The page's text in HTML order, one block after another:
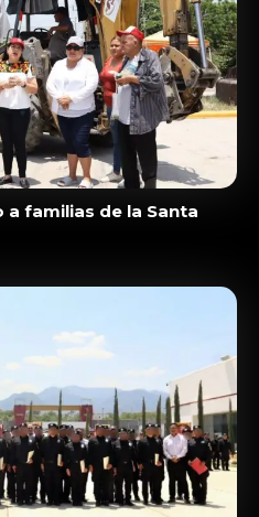
a familias de la Santa